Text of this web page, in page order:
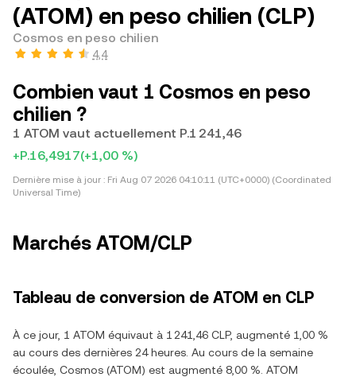
(ATOM) en peso chilien (CLP)
Cosmos en peso chilien
4,4
Combien vaut 1 Cosmos en peso
chilien ?
1 ATOM vaut actuellement P.1 241,46
+P.16,4917(+1,00 %)
Dernière mise à jour : Fri Aug 07 2026 04:10:11 (UTC+0000) (Coordinated
Universal Time)
Marchés ATOM/CLP
Tableau de conversion de ATOM en CLP
À ce jour, 1 ATOM équivaut à 1 241,46 CLP, augmenté 1,00 %
au cours des dernières 24 heures. Au cours de la semaine
écoulée, Cosmos (ATOM) est augmenté 8,00 %. ATOM